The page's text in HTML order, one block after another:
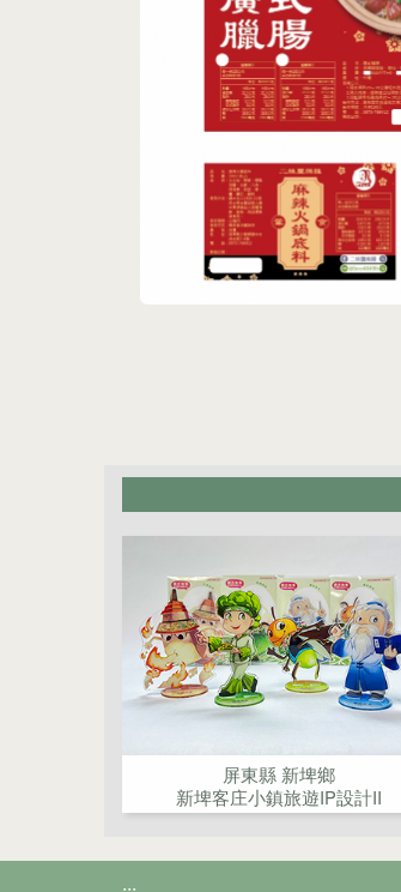
屏東縣 新埤鄉
新埤客庄小鎮旅遊IP設計II